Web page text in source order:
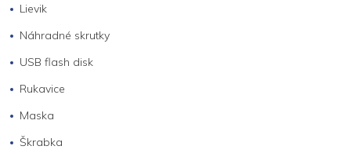
Lievik
Náhradné skrutky
USB flash disk
Rukavice
Maska
Škrabka